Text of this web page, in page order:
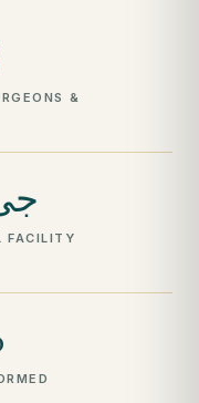
& EBOPRAS CERTIFIED SURGEONS
FACILITY